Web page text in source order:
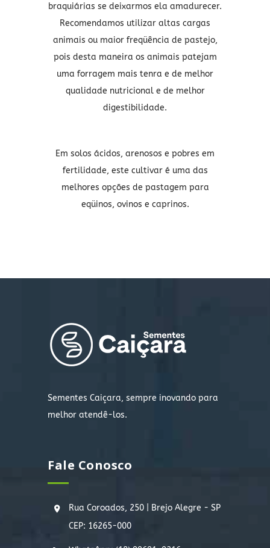
braquiárias se deixarmos ela amadurecer.
Recomendamos utilizar altas cargas
animais ou maior freqüência de pastejo,
pois desta maneira os animais patejam
uma forragem mais tenra e de melhor
qualidade nutricional e de melhor
digestibilidade.
Em solos ácidos, arenosos e pobres em
fertilidade, este cultivar é uma das
melhores opções de pastagem para
eqüinos, ovinos e caprinos.
Sementes Caiçara, sempre inovando para
melhor atendê-los.
Fale Conosco
Rua Coroados, 250 | Brejo Alegre - SP
CEP: 16265-000